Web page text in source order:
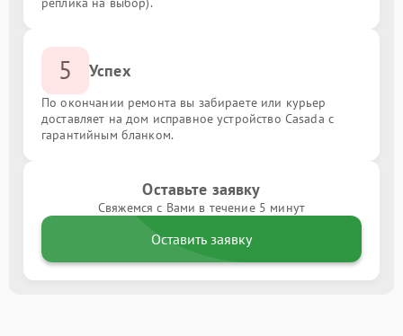
5 Успех
По окончании ремонта вы забираете или курьер
доставляет на дом исправное устройство Casada с
гарантийным бланком.
Оставьте заявку
Свяжемся с Вами в течение 5 минут
Оставить заявку